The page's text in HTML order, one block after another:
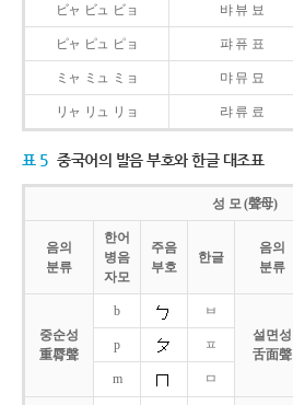
ビャ ビュ ビョ 뱌 뷰 뵤
ピャ ピュ ピョ 퍄 퓨 표
ミャ ミュ ミョ 먀 뮤 묘
リャ リュ リョ 랴 류 료
표 5 중국어의 발음 부호와 한글 대조표
성 모 (聲母)
음의
분류
한어
병음
자모
주음
부호
한글
음의
분류
중순성
重脣聲
b
ㅂ
설면성
舌面聲
p ㅍ
m ㅁ